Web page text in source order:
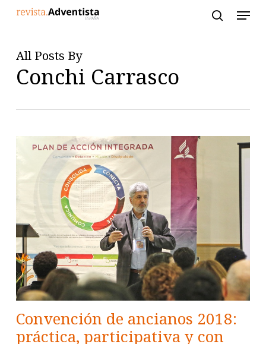
contentAll Posts By
Conchi Carrasco
Convención de ancianos 2018:
práctica, participativa y con